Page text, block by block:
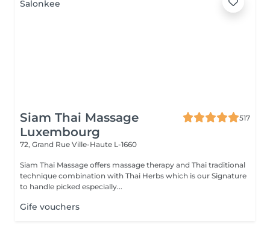
Siam Thai Massage
Luxembourg
517
72, Grand Rue Ville-Haute L-1660
Siam Thai Massage offers massage therapy and Thai traditional
technique combination with Thai Herbs which is our Signature
to handle picked especially...
Gife vouchers